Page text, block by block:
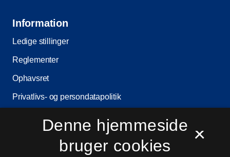
Information
Ledige stillinger
Reglementer
Ophavsret
Privatlivs- og persondatapolitik
Driftsstatus
Cookieindstillinger
×
Denne hjemmeside
bruger cookies